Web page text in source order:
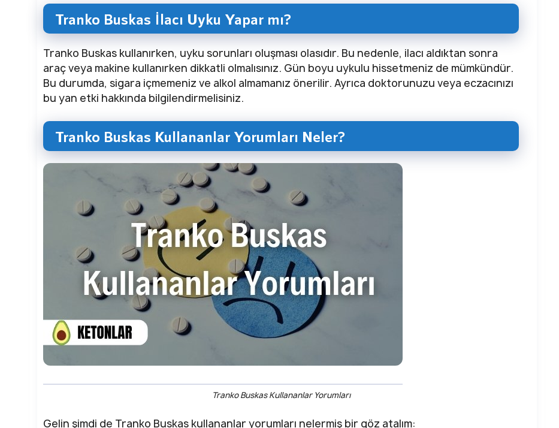
Tranko Buskas İlacı Uyku Yapar mı?
Tranko Buskas kullanırken, uyku sorunları oluşması olasıdır. Bu nedenle, ilacı aldıktan sonra
araç veya makine kullanırken dikkatli olmalısınız. Gün boyu uykulu hissetmeniz de mümkündür.
Bu durumda, sigara içmemeniz ve alkol almamanız önerilir. Ayrıca doktorunuzu veya eczacınızı
bu yan etki hakkında bilgilendirmelisiniz.
Tranko Buskas Kullananlar Yorumları Neler?
Tranko Buskas Kullananlar Yorumları
Gelin şimdi de Tranko Buskas kullananlar yorumları nelermiş bir göz atalım: